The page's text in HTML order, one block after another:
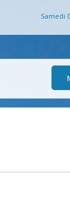
Samedi